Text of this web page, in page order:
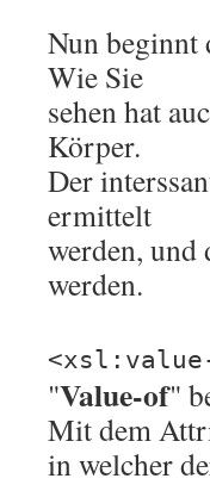
Nun beginnt
Wie Sie
sehen hat
Körper.
Der
ermittelt
werden, und
werden.
"Value-of"
Mit dem
in welcher